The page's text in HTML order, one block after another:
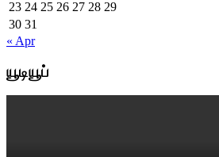
23 24 25 26 27 28 29
30 31
« Apr
யூடியூப்